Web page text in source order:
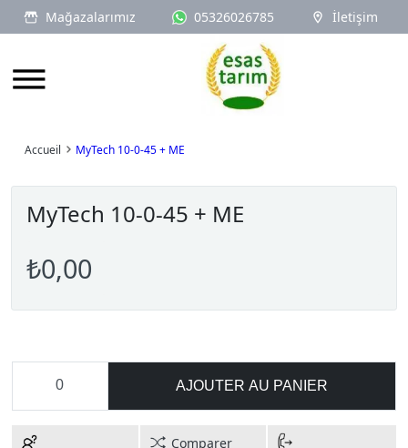
Mağazalarımız 05326026785 İletişim
Logo
Accueil MyTech 10-0-45 + ME
MyTech 10-0-45 + ME
₺0,00
AJOUTER AU PANIER
Comparer